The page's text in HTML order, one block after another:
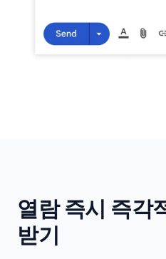
열람 즉시 즉각
받기